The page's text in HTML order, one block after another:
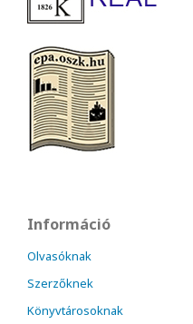
Információ
Olvasóknak
Szerzőknek
Könyvtárosoknak